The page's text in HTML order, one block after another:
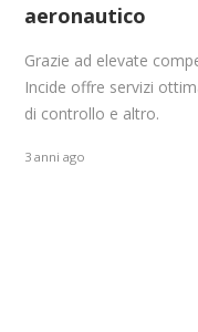
aeronautico
Grazie ad elevate
Incide offre servizi
di controllo e altro.
3 anni ago